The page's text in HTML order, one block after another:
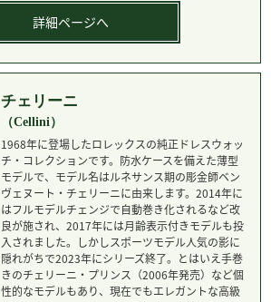
詳細ページへ
チェリーニ
（Cellini）
1968年に登場したロレックスの純正ドレスウォッ
チ・コレクションです。防水ケースを備えた薄型
モデルで、モデル名はルネサンス期の彫金師ベン
ヴェヌート・チェリーニに由来します。2014年に
はフルモデルチェンジで自動巻き化されるなど改
良が施され、2017年には月齢表示付きモデルも投
入されました。しかしスポーツモデル人気の影に
隠れがちで2023年にシリーズ終了。とはいえ手巻
きのチェリーニ・プリンス（2006年発売）など個
性的なモデルもあり、現在でもエレガントな高級